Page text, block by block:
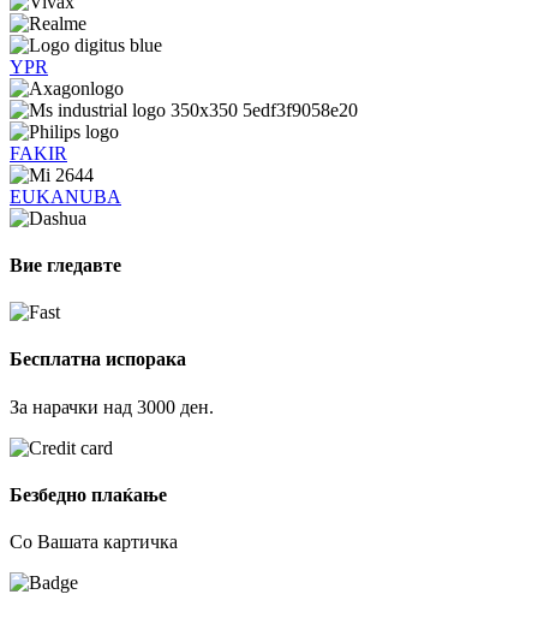
YPR
FAKIR
EUKANUBA
Вие гледавте
Бесплатна испорака
За нарачки над 3000 ден.
Безбедно плаќање
Со Вашата картичка